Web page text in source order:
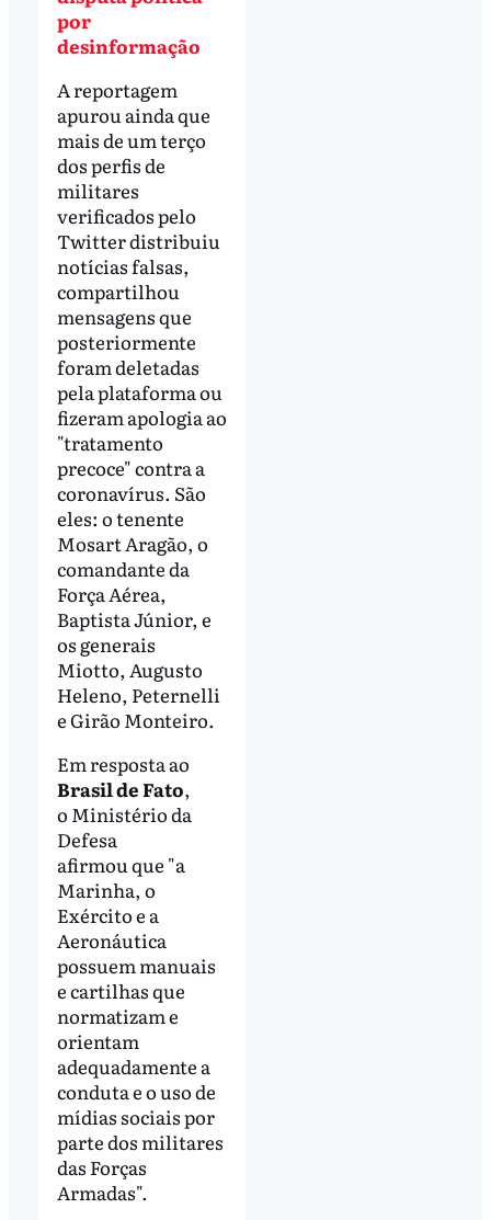
por
desinformação
A reportagem
apurou ainda que
mais de um terço
dos perfis de
militares
verificados pelo
Twitter distribuiu
notícias falsas,
compartilhou
mensagens que
posteriormente
foram deletadas
pela plataforma ou
fizeram apologia ao
"tratamento
precoce" contra a
coronavírus. São
eles: o tenente
Mosart Aragão, o
comandante da
Força Aérea,
Baptista Júnior, e
os generais
Miotto, Augusto
Heleno, Peternelli
e Girão Monteiro.
Em resposta ao
Brasil de Fato,
o Ministério da
Defesa
afirmou que "a
Marinha, o
Exército e a
Aeronáutica
possuem manuais
e cartilhas que
normatizam e
orientam
adequadamente a
conduta e o uso de
mídias sociais por
parte dos militares
das Forças
Armadas".